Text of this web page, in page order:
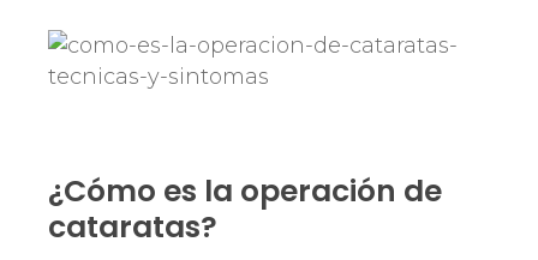
¿Cómo es la operación de
cataratas?